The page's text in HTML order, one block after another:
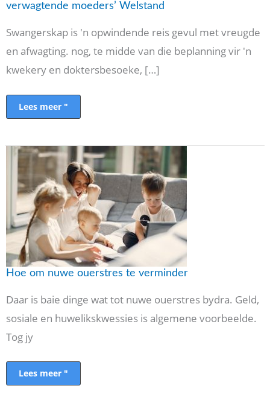
verwagtende moeders’ Welstand
Swangerskap is 'n opwindende reis gevul met vreugde
en afwagting. nog, te midde van die beplanning vir 'n
kwekery en doktersbesoeke, […]
Lees meer "
Hoe om nuwe ouerstres te verminder
Daar is baie dinge wat tot nuwe ouerstres bydra. Geld,
sosiale en huwelikskwessies is algemene voorbeelde.
Tog jy
Hoe
om
nuwe
ouerstres
te
verminder
Lees meer "